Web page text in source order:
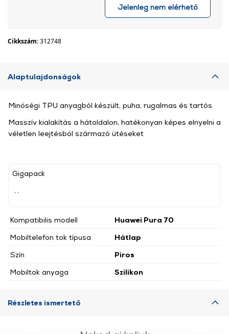
Jelenleg nem elérhető
Cikkszám:312748
Alaptulajdonságok
Gigapack
Kompatibilis modell
Huawei Pura 70
Mobiltelefon tok típusa
Hátlap
Szín
Piros
Mobiltok anyaga
Szilikon
Minőségi TPU anyagból készült, puha, rugalmas és tartós
Masszív kialakítás a hátoldalon, hatékonyan képes elnyelni a
véletlen leejtésből származó ütéseket
Részletes ismertető